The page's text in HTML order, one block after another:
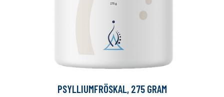
PSYLLIUMFRÖSKAL, 275 GRAM